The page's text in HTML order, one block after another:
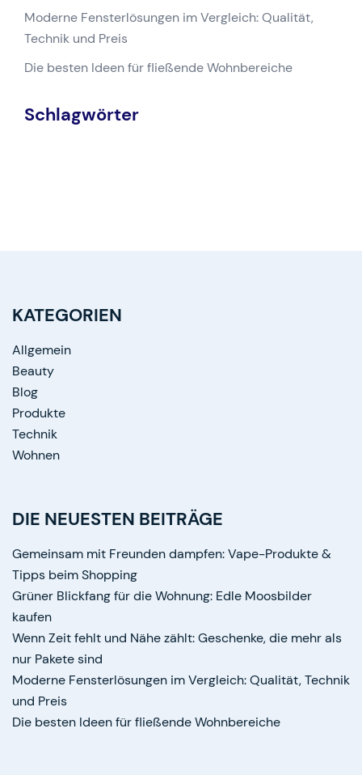
Moderne Fensterlösungen im Vergleich: Qualität,
Technik und Preis
Die besten Ideen für fließende Wohnbereiche
Schlagwörter
KATEGORIEN
Allgemein
Beauty
Blog
Produkte
Technik
Wohnen
DIE NEUESTEN BEITRÄGE
Gemeinsam mit Freunden dampfen: Vape-Produkte &
Tipps beim Shopping
Grüner Blickfang für die Wohnung: Edle Moosbilder
kaufen
Wenn Zeit fehlt und Nähe zählt: Geschenke, die mehr als
nur Pakete sind
Moderne Fensterlösungen im Vergleich: Qualität, Technik
und Preis
Die besten Ideen für fließende Wohnbereiche